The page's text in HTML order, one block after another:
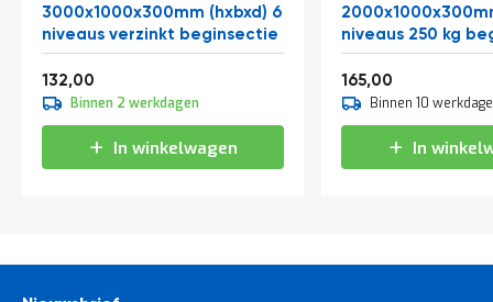
3000x1000x300mm (hxbxd) 6
niveaus verzinkt beginsectie
Vanaf
132,00
Binnen 2 werkdagen
In winkelwagen
niveaus 250 kg
Vanaf
165,00
Binnen 10
In